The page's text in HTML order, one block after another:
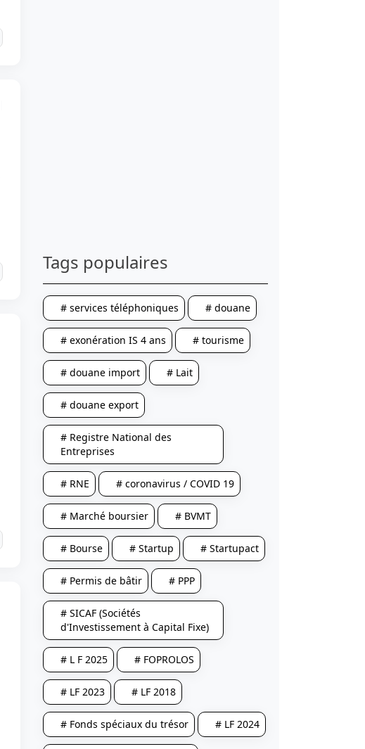
Tags populaires
# services téléphoniques # douane
# exonération IS 4 ans # tourisme
# douane import # Lait
# douane export
# Registre National des
Entreprises
# RNE # coronavirus / COVID 19
# Marché boursier # BVMT
# Bourse # Startup # Startupact
# Permis de bâtir # PPP
# SICAF (Sociétés
d'Investissement à Capital Fixe)
# L F 2025 # FOPROLOS
# LF 2023 # LF 2018
# Fonds spéciaux du trésor # LF 2024